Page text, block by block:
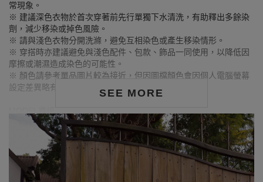
SEE MORE
常現象。
※ 建議深色衣物於首次穿著前先行單獨下水清洗，有助釋出多餘染
劑，減少移染或掉色風險。
※ 請與淺色衣物分開洗滌，避免互相染色或產生移染情形。
※ 穿搭時亦建議避免與淺色配件、包款、飾品一同使用，以降低因
摩擦或潮濕造成染色的可能性。
※ 顏色請參考單品圖片較為接近，但因圖檔顏色會因個人電腦螢幕
設定差異略有不同，請以實際商品顏色為準。
身高157cm／胸圍Bust：82cm
腰圍Waist：60cm／臀圍hips：62cm
試穿報告：模特兒穿著S號